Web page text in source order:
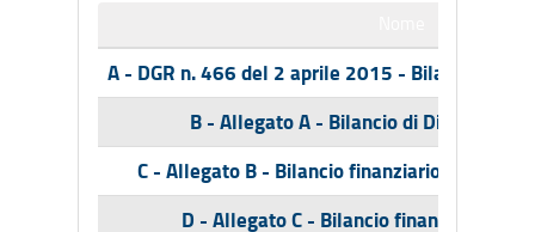
A - DGR n. 466 del 2 aprile 2015 - Bilancio di
B - Allegato A - Bilancio di Direzione
C - Allegato B - Bilancio finanziario
D - Allegato C - Bilancio finanziario